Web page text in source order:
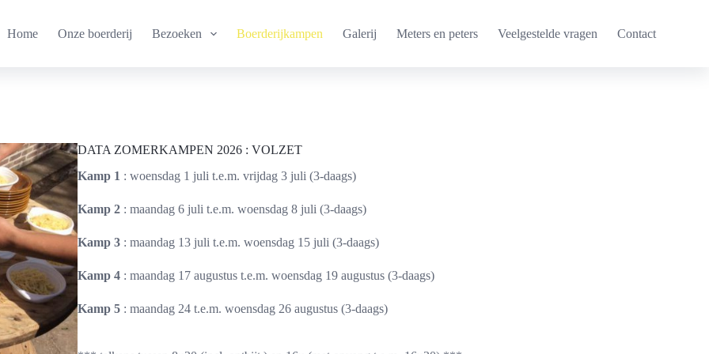
Home Onze boerderij Bezoeken Boerderijkampen Galerij Meters en peters Veelgestelde vragen Contact
DATA ZOMERKAMPEN 2026 : VOLZET
Kamp 1 : woensdag 1 juli t.e.m. vrijdag 3 juli (3-daags)
Kamp 2 : maandag 6 juli t.e.m. woensdag 8 juli (3-daags)
Kamp 3 : maandag 13 juli t.e.m. woensdag 15 juli (3-daags)
Kamp 4 : maandag 17 augustus t.e.m. woensdag 19 augustus (3-daags)
Kamp 5 : maandag 24 t.e.m. woensdag 26 augustus (3-daags)